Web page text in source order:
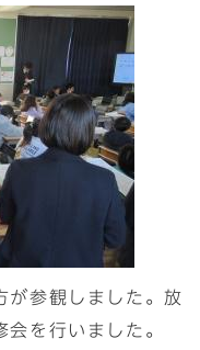
が参観しました。放
を行いました。